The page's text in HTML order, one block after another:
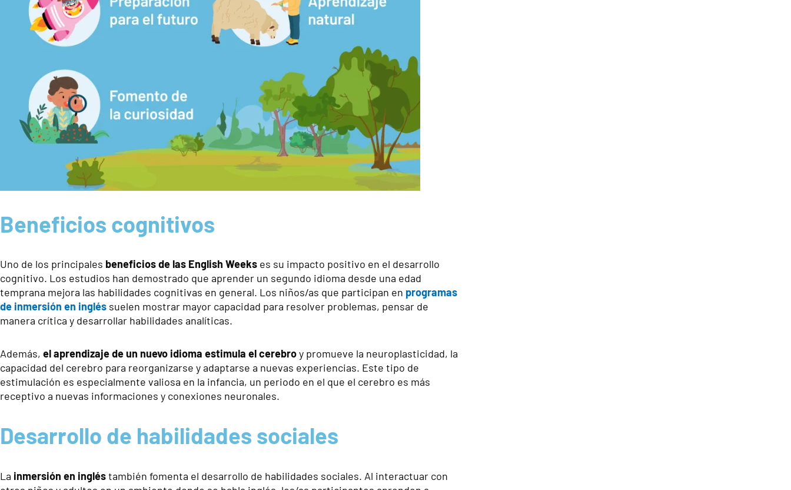
Beneficios cognitivos
Uno de los principales beneficios de las English Weeks es su impacto positivo en el desarrollo
cognitivo. Los estudios han demostrado que aprender un segundo idioma desde una edad
temprana mejora las habilidades cognitivas en general. Los niños/as que participan en programas
de inmersión en inglés suelen mostrar mayor capacidad para resolver problemas, pensar de
manera crítica y desarrollar habilidades analíticas.
Además, el aprendizaje de un nuevo idioma estimula el cerebroy promueve la neuroplasticidad, la
capacidad del cerebro para reorganizarse y adaptarse a nuevas experiencias. Este tipo de
estimulación es especialmente valiosa en la infancia, un periodo en el que el cerebro es más
receptivo a nuevas informaciones y conexiones neuronales.
Desarrollo de habilidades sociales
La inmersión en ingléstambién fomenta el desarrollo de habilidades sociales. Al interactuar con